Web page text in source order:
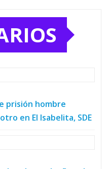
prisión hombre
en El Isabelita, SDE